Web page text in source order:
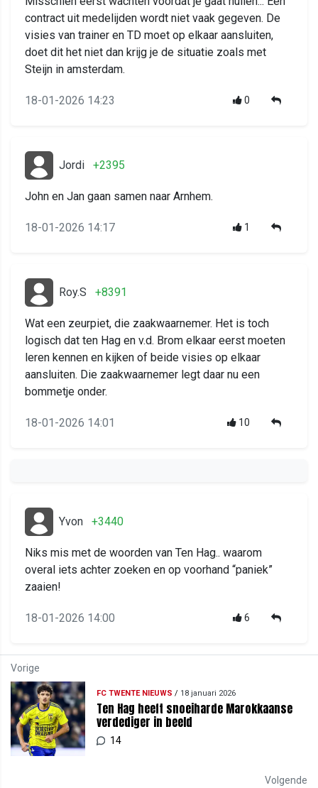
contract uit medelijden wordt niet vaak gegeven. De
visies van trainer en TD moet op elkaar aansluiten,
doet dit het niet dan krijg je de situatie zoals met
Steijn in amsterdam.
18-01-2026 14:23 0
Jordi +2395
John en Jan gaan samen naar Arnhem.
18-01-2026 14:17 1
Roy.S +8391
Wat een zeurpiet, die zaakwaarnemer. Het is toch
logisch dat ten Hag en v.d. Brom elkaar eerst moeten
leren kennen en kijken of beide visies op elkaar
aansluiten. Die zaakwaarnemer legt daar nu een
bommetje onder.
18-01-2026 14:01 10
Yvon +3440
Niks mis met de woorden van Ten Hag.. waarom
overal iets achter zoeken en op voorhand “paniek”
zaaien!
18-01-2026 14:00 6
Vorige
FC TWENTE NIEUWS / 18 januari 2026
Ten Hag heeft snoeiharde Marokkaanse
verdediger in beeld
14
Volgende